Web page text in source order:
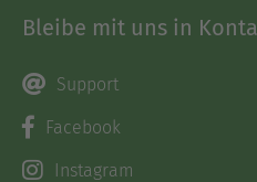
Bleibe mit uns in
Support
Facebook
Instagram